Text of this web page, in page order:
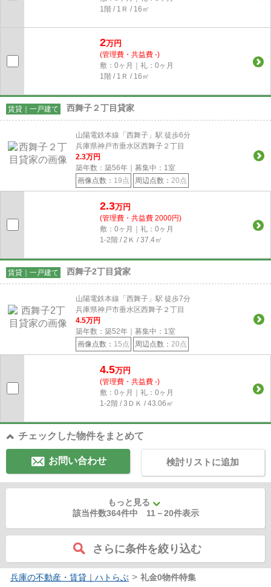
1階 / 1Ｒ / 16㎡
2万円
(管理費・共益費 -)
敷：0ヶ月｜礼：0ヶ月
1階 / 1Ｒ / 16㎡
賃貸｜一戸建て 西舞子２丁目貸家
山陽電鉄本線「西舞子」駅 徒歩6分
兵庫県神戸市垂水区西舞子２丁目
2.3万円
築年数：築56年｜募集中： 1室
画像点数： 19点 周辺点数： 20点
2.3万円
(管理費・共益費 2000円)
敷：0ヶ月｜礼：0ヶ月
1-2階 / 2Ｋ / 37.4㎡
賃貸｜一戸建て 西舞子2丁目貸家
山陽電鉄本線「西舞子」駅 徒歩7分
兵庫県神戸市垂水区西舞子２丁目
4.5万円
築年数：築52年｜募集中： 1室
画像点数： 15点 周辺点数： 20点
4.5万円
(管理費・共益費 -)
敷：0ヶ月｜礼：0ヶ月
1-2階 / 3ＤＫ / 43.06㎡
チェックした物件をまとめて
お問い合わせ 検討リストに追加
もっと見る
該当件数364件中 11 －20件表示
さらに条件を絞り込む
兵庫の不動産・賃貸｜ハトらぶ > 礼金0物件特集